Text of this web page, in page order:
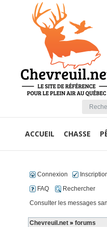
ACCUEIL CHASSE
Connexion
FAQ
Rechercher
Consulter les messages
Chevreuil.net » forums